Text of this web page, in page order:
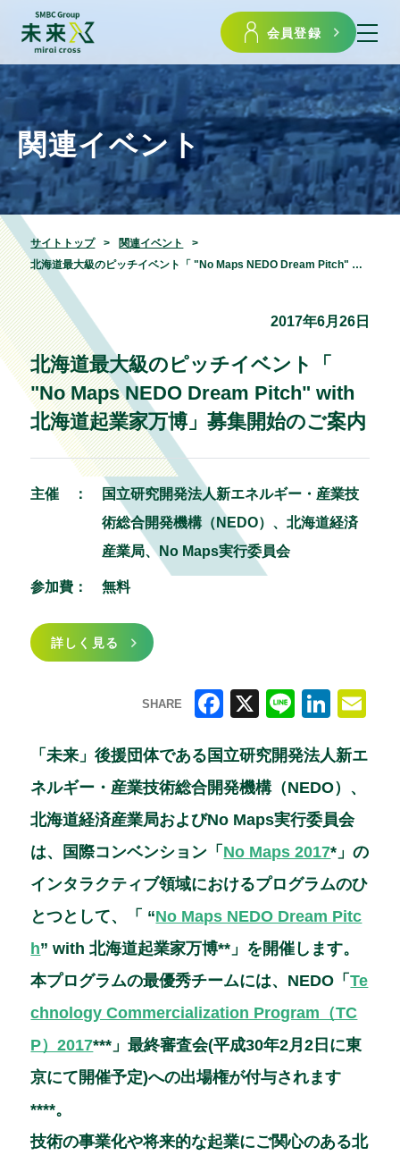
会員登録
関連イベント
サイトトップ
関連イベント
北海道最大級のピッチイベント「 "No Maps NEDO Dream Pitch" with 北海道起業家万博」募集開始のご案内
2017年6月26日
北海道最大級のピッチイベント「
"No Maps NEDO Dream Pitch" with
北海道起業家万博」募集開始のご案内
主催 ：
国立研究開発法人新エネルギー・産業技
術総合開発機構（NEDO）、北海道経済
産業局、No Maps実行委員会
参加費： 無料
詳しく見る
SHARE
a
c
e
b
o
k
n
e
n
k
e
dI
n
m
ai
「未来」後援団体である国立研究開発法人新エ
ネルギー・産業技術総合開発機構（NEDO）、
北海道経済産業局およびNo Maps実行委員会
は、国際コンベンション「 No Maps 2017*」の
インタラクティブ領域におけるプログラムのひ
とつとして、「 “No Maps NEDO Dream Pitc
h” with 北海道起業家万博** 」を開催します。
本プログラムの最優秀チームには、NEDO「Te
chnology Commercialization Program（TC
P）2017*** 」最終審査会(平成30年2月2日に東
京にて開催予定)への出場権が付与されます
****。
技術の事業化や将来的な起業にご関心のある北